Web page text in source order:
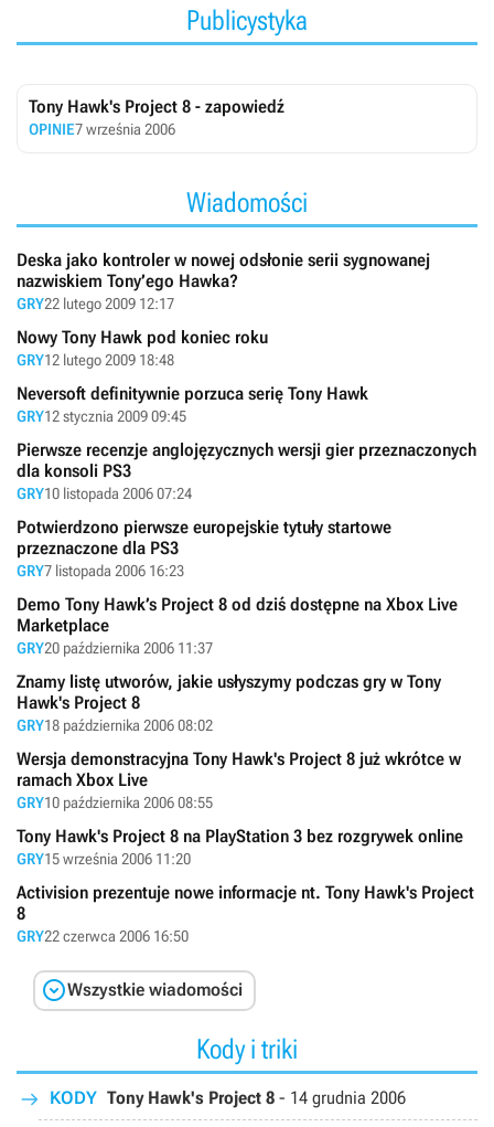
Publicystyka
Tony Hawk's Project 8 - zapowiedź
OPINIE7 września 2006
Wiadomości
Deska jako kontroler w nowej odsłonie serii sygnowanej
nazwiskiem Tony’ego Hawka?
GRY22 lutego 2009 12:17
Nowy Tony Hawk pod koniec roku
GRY12 lutego 2009 18:48
Neversoft definitywnie porzuca serię Tony Hawk
GRY12 stycznia 2009 09:45
Pierwsze recenzje anglojęzycznych wersji gier przeznaczonych
dla konsoli PS3
GRY10 listopada 2006 07:24
Potwierdzono pierwsze europejskie tytuły startowe
przeznaczone dla PS3
GRY7 listopada 2006 16:23
Demo Tony Hawk’s Project 8 od dziś dostępne na Xbox Live
Marketplace
GRY20 października 2006 11:37
Znamy listę utworów, jakie usłyszymy podczas gry w Tony
Hawk's Project 8
GRY18 października 2006 08:02
Wersja demonstracyjna Tony Hawk's Project 8 już wkrótce w
ramach Xbox Live
GRY10 października 2006 08:55
Tony Hawk's Project 8 na PlayStation 3 bez rozgrywek online
GRY15 września 2006 11:20
Activision prezentuje nowe informacje nt. Tony Hawk's Project
8
GRY22 czerwca 2006 16:50
Wszystkie wiadomości
Kody i triki
KODY Tony Hawk's Project 8 - 14 grudnia 2006